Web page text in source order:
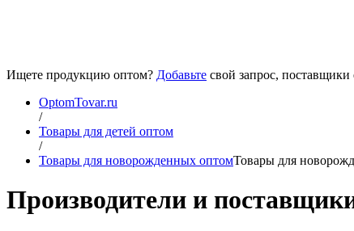
Ищете продукцию оптом? Добавьте свой запрос, поставщики
OptomTovar.ru
/
Товары для детей оптом
/
Товары для новорожденных оптомТовары для
Производители и